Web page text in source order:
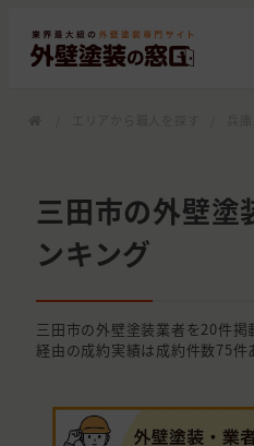
三田市の外壁塗
ンキング
三田市の外壁塗装業者を20件
経由の成約実績は成約件数75件